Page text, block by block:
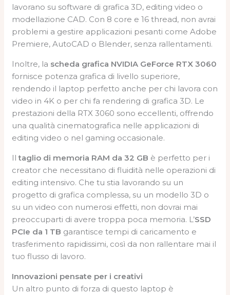
lavorano su software di grafica 3D, editing video o
modellazione CAD. Con 8 core e 16 thread, non avrai
problemi a gestire applicazioni pesanti come Adobe
Premiere, AutoCAD o Blender, senza rallentamenti.
Inoltre, la scheda grafica NVIDIA GeForce RTX 3060
fornisce potenza grafica di livello superiore,
rendendo il laptop perfetto anche per chi lavora con
video in 4K o per chi fa rendering di grafica 3D. Le
prestazioni della RTX 3060 sono eccellenti, offrendo
una qualità cinematografica nelle applicazioni di
editing video o nel gaming occasionale.
Iltaglio di memoria RAM da 32 GB è perfetto per i
creator che necessitano di fluidità nelle operazioni di
editing intensivo. Che tu stia lavorando su un
progetto di grafica complessa, su un modello 3D o
su un video con numerosi effetti, non dovrai mai
preoccuparti di avere troppa poca memoria. L’SSD
PCIe da 1 TB garantisce tempi di caricamento e
trasferimento rapidissimi, così da non rallentare mai il
tuo flusso di lavoro.
Innovazioni pensate per i creativi
Un altro punto di forza di questo laptop è